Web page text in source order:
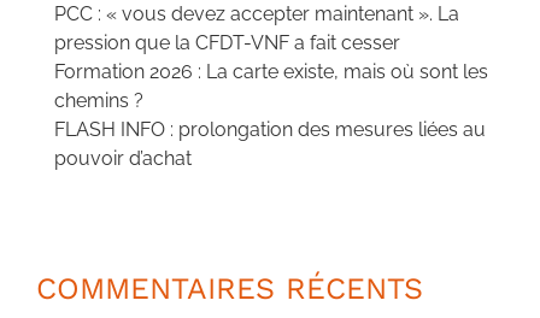
PCC : « vous devez accepter maintenant ». La
pression que la CFDT-VNF a fait cesser
Formation 2026 : La carte existe, mais où sont les
chemins ?
FLASH INFO : prolongation des mesures liées au
pouvoir d’achat
COMMENTAIRES RÉCENTS